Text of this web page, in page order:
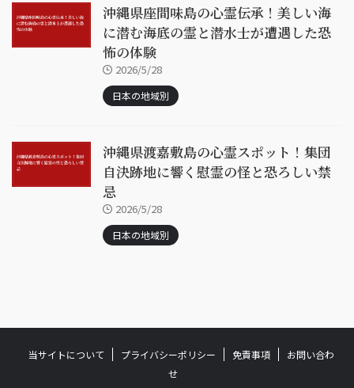
沖縄県座間味島の心霊伝承！美しい海
に潜む海底の霊と潜水士が遭遇した恐
怖の体験
2026/5/28
日本の地域別
沖縄県渡嘉敷島の心霊スポット！集団
自決跡地に響く慰霊の怪と恐ろしい禁
忌
2026/5/28
日本の地域別
当サイトについて プライバシーポリシー 免責事項
お問い合わ
せ